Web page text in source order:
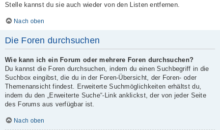
Stelle kannst du sie auch wieder von den Listen entfernen.
Nach oben
Die Foren durchsuchen
Wie kann ich ein Forum oder mehrere Foren durchsuchen?
Du kannst die Foren durchsuchen, indem du einen Suchbegriff in die
Suchbox eingibst, die du in der Foren-Übersicht, der Foren- oder
Themenansicht findest. Erweiterte Suchmöglichkeiten erhältst du,
indem du den „Erweiterte Suche“-Link anklickst, der von jeder Seite
des Forums aus verfügbar ist.
Nach oben